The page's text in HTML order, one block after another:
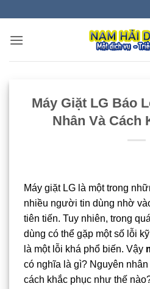
nội
Máy Giặt LG Báo
Nhân Và Cách
Máy giặt LG là một trong
nhiều người tin dùng nhờ
tiên tiến. Tuy nhiên, trong
dùng có thể gặp một số lỗi
là một lỗi khá phổ biến. Vậy
có nghĩa là gì? Nguyên
cách khắc phục như thế